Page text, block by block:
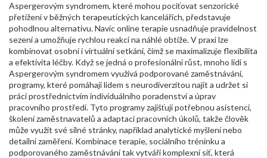
Aspergerovým syndromem, které mohou pociťovat senzorické
přetížení v běžných terapeutických kancelářích, představuje
pohodlnou alternativu. Navíc online terapie usnadňuje pravidelnost
sezení a umožňuje rychlou reakci na náhlé obtíže. V praxi lze
kombinovat osobní i virtuální setkání, čímž se maximalizuje flexibilita
a efektivita léčby. Když se jedná o profesionální růst, mnoho lidí s
Aspergerovým syndromem využívá podporované zaměstnávání,
programy, které pomáhají lidem s neurodiverzitou najít a udržet si
práci prostřednictvím individuálního poradenství a úprav
pracovního prostředí. Tyto programy zajišťují potřebnou asistenci,
školení zaměstnavatelů a adaptaci pracovních úkolů, takže člověk
může využít své silné stránky, například analytické myšlení nebo
detailní zaměření. Kombinace terapie, sociálního tréninku a
podporovaného zaměstnávání tak vytváří komplexní síť, která